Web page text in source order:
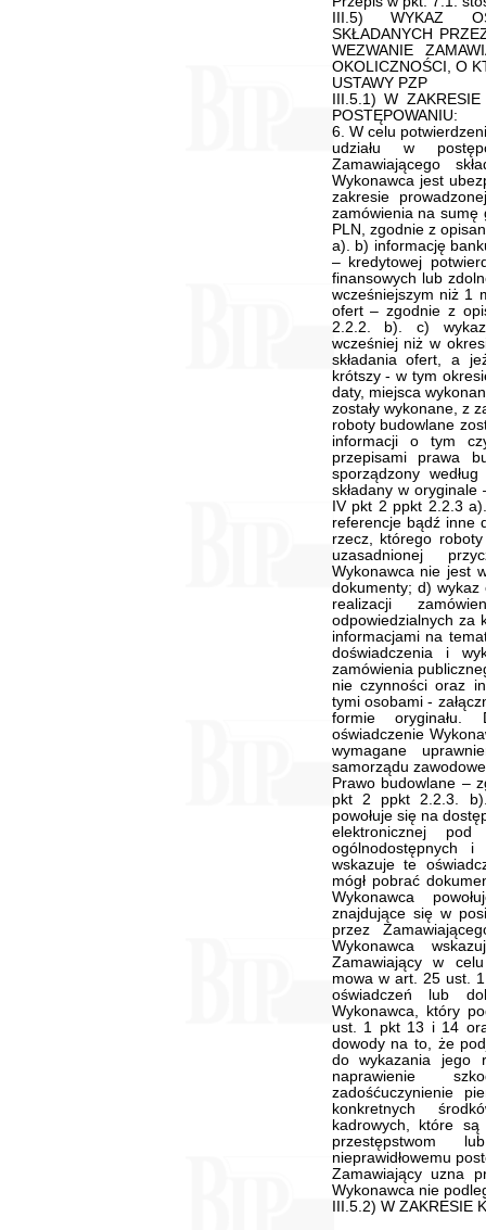
III.5) WYKAZ
SKŁADANYCH
WEZWANIE
OKOLICZNOŚCI, O
USTAWY PZP
III.5.1) W
POSTĘPOWANIU:
6. W celu
udziału w
Zamawiającego
Wykonawca jest
zakresie
zamówienia na sumę
PLN, zgodnie z
a). b) informację
– kredytowej
finansowych lub
wcześniejszym niż 1
ofert – zgodnie z
2.2.2. b). c) wykaz
wcześniej niż w
składania ofert, a
krótszy - w tym
daty, miejsca
zostały wykonane, z
roboty budowlane
informacji o tym
przepisami prawa
sporządzony
składany w
IV pkt 2 ppkt 2.2.3
referencje bądź inne
rzecz, którego
uzasadnionej
Wykonawca nie jest
dokumenty; d) wykaz
realizacji
odpowiedzialnych za
informacjami na
doświadczenia i
zamówienia
nie czynności oraz
tymi osobami -
formie oryginału.
oświadczenie
wymagane
samorządu
Prawo budowlane –
pkt 2 ppkt 2.2.3.
powołuje się na
elektronicznej pod
ogólnodostępnych i
wskazuje te
mógł pobrać
Wykonawca
znajdujące się w
przez
Wykonawca
Zamawiający w
mowa w art. 25 ust.
oświadczeń lub
Wykonawca, który
ust. 1 pkt 13 i 14
dowody na to, że
do wykazania jego
naprawienie
zadośćuczynienie
konkretnych
kadrowych, które
przestępstwom
nieprawidłowemu
Zamawiający uzna
Wykonawca nie
III.5.2) W ZAKRESIE